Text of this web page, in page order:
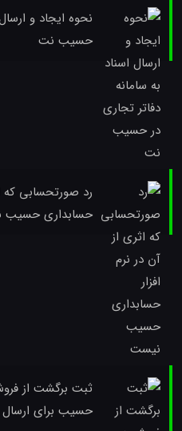
نحوه ایجاد و
حسیب نت
رد صورتحسابی که
حسابداری
ثبت برگشت از
حسیب برای ارسال